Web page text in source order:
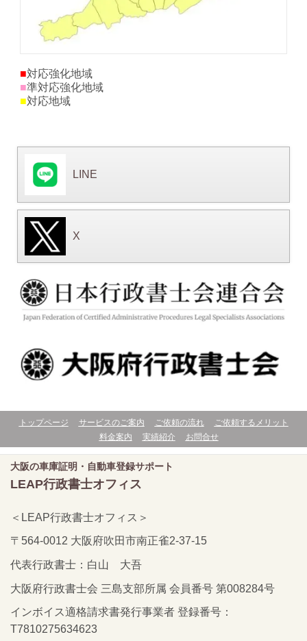
■対応強化地域
■準対応強化地域
■対応地域
LINE
X
トップページ サービスのご案内 ご依頼の流れ
ご依頼するメリット
料金案内
実績紹介 お問合せ
大阪の車庫証明・自動車登録サポート
LEAP行政書士オフィス
＜LEAP行政書士オフィス＞
〒564-0012 大阪府吹田市南正雀2-37-15
代表行政書士：白山 大吾
大阪府行政書士会 三島支部所属 会員番号 第008284号
インボイス適格請求書発行事業者 登録番号：
T7810275634623